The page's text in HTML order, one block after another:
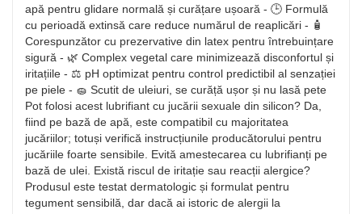
apă pentru glidare normală și curățare ușoară - 🕒 Formulă
cu perioadă extinsă care reduce numărul de reaplicări - 🧴
Corespunzător cu prezervative din latex pentru întrebuințare
sigură - 🌿 Complex vegetal care minimizează disconfortul și
iritațiile - ⚖️ pH optimizat pentru control predictibil al senzației
pe piele - 🧽 Scutit de uleiuri, se curăță ușor și nu lasă pete
Pot folosi acest lubrifiant cu jucării sexuale din silicon? Da,
fiind pe bază de apă, este compatibil cu majoritatea
jucăriilor; totuși verifică instrucțiunile producătorului pentru
jucăriile foarte sensibile. Evită amestecarea cu lubrifianți pe
bază de ulei. Există riscul de iritație sau reacții alergice?
Produsul este testat dermatologic și formulat pentru
tegument sensibilă, dar dacă ai istoric de alergii la